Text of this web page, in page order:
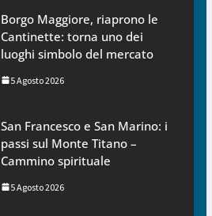
Borgo Maggiore, riaprono le
Cantinette: torna uno dei
luoghi simbolo del mercato
5 Agosto 2026
San Francesco e San Marino: i
passi sul Monte Titano –
Cammino spirituale
5 Agosto 2026